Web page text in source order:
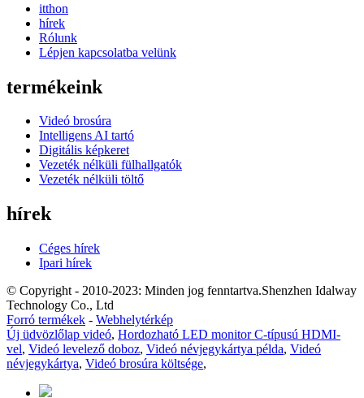
itthon
hírek
Rólunk
Lépjen kapcsolatba velünk
termékeink
Videó brosúra
Intelligens AI tartó
Digitális képkeret
Vezeték nélküli fülhallgatók
Vezeték nélküli töltő
hírek
Céges hírek
Ipari hírek
© Copyright - 2010-2023: Minden jog fenntartva.Shenzhen Idalway
Technology Co., Ltd
Forró termékek - Webhelytérkép
Új üdvözlőlap videó, Hordozható LED monitor C-típusú HDMI-
vel, Videó levelező doboz, Videó névjegykártya példa, Videó
névjegykártya, Videó brosúra költsége,